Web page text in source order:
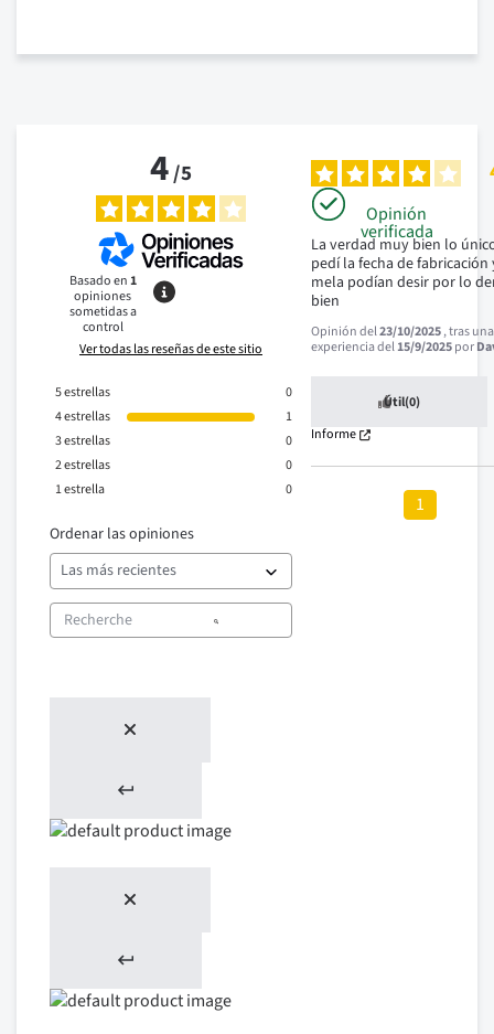
4/5
Basado en1
opiniones
sometidas a
control
Ver todas las reseñas de este sitio
5estrellas
0
4estrellas
1
3estrellas
0
2estrellas
0
1estrella 0
Ordenar las opiniones
Opinión
verificada
La verdad muy bien lo
pedí la fecha de fabricación
mela podían desir por lo
bien
Opinión del23/10/2025, tras una
experiencia del15/9/2025por
Útil(0)
Informe
1